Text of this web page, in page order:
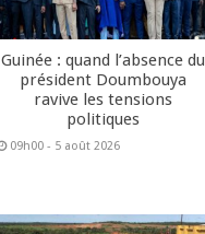
Guinée : quand l’absence du
président Doumbouya
ravive les tensions
politiques
09h00 - 5 août 2026